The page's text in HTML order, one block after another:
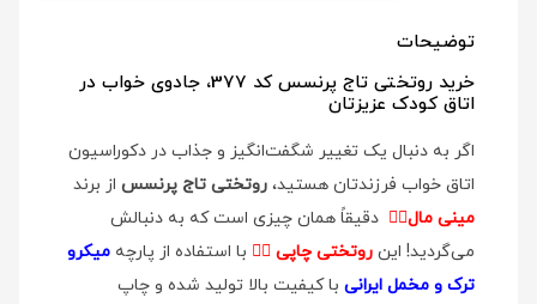
توضیحات
خرید روتختی تاج پرنسس کد 377، جادوی خواب در
اتاق کودک عزیزتان
اگر به دنبال یک تغییر شگفت‌انگیز و جذاب در دکوراسیون
اتاق خواب فرزندتان هستید، روتختی تاج پرنسس از برند
مینی مال👉🏻 دقیقاً همان چیزی است که به دنبالش
می‌گردید! این روتختی چاپی 👉🏻 با استفاده از پارچه میکرو
ترک و مخمل ایرانی با کیفیت بالا تولید شده و چاپ